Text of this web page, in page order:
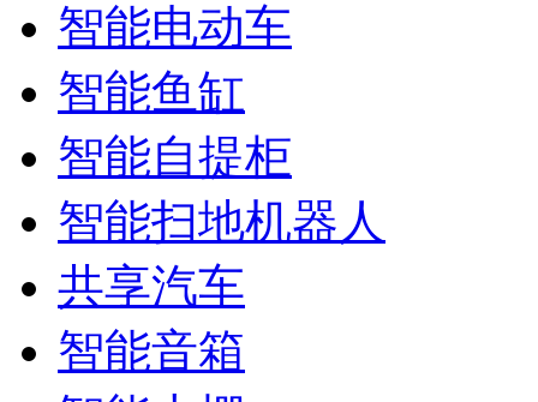
智能电动车
智能鱼缸
智能自提柜
智能扫地机器人
共享汽车
智能音箱